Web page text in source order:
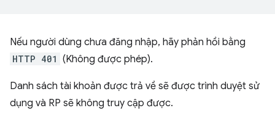
Nếu người dùng chưa đăng nhập, hãy phản hồi bằng
HTTP 401 (Không được phép).
Danh sách tài khoản được trả về sẽ được trình duyệt sử
dụng và RP sẽ không truy cập được.